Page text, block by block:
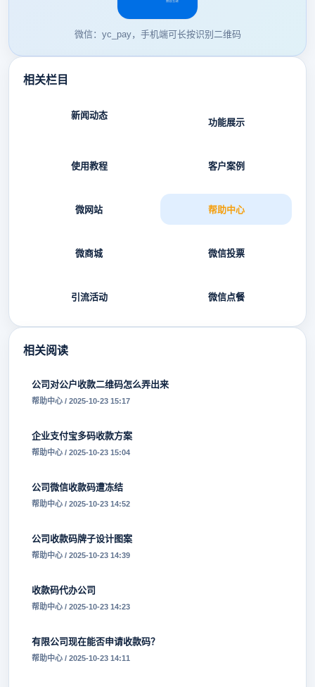
微信：yc_pay，手机端可长按识别二维码
相关栏目
新闻动态
功能展示
使用教程 客户案例
微网站 帮助中心
微商城 微信投票
引流活动 微信点餐
相关阅读
公司对公户收款二维码怎么弄出来
帮助中心 / 2025-10-23 15:17
企业支付宝多码收款方案
帮助中心 / 2025-10-23 15:04
公司微信收款码遭冻结
帮助中心 / 2025-10-23 14:52
公司收款码牌子设计图案
帮助中心 / 2025-10-23 14:39
收款码代办公司
帮助中心 / 2025-10-23 14:23
有限公司现在能否申请收款码？
帮助中心 / 2025-10-23 14:11